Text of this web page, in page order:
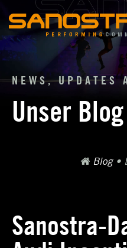
Inhalt
springen
NEWS, UPDATES
Unser Blog
Blog •
Sanostra-